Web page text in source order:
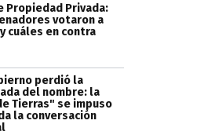
Propiedad Privada:
votaron a
cuáles en contra
perdió la
del nombre: la
Tierras" se impuso
la conversación